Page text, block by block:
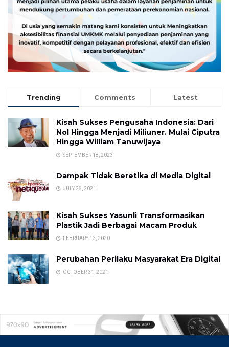
Trending Comments Latest
Kisah Sukses Pengusaha Indonesia: Dari
Nol Hingga Menjadi Miliuner. Mulai Ciputra
Hingga William Tanuwijaya
SEPTEMBER 18, 2023
Dampak Tidak Beretika di Media Digital
JULY 28, 2021
Kisah Sukses Yasunli Transformasikan
Plastik Jadi Berbagai Macam Produk
FEBRUARY 13, 2020
Perubahan Perilaku Masyarakat Era Digital
OCTOBER 31, 2021